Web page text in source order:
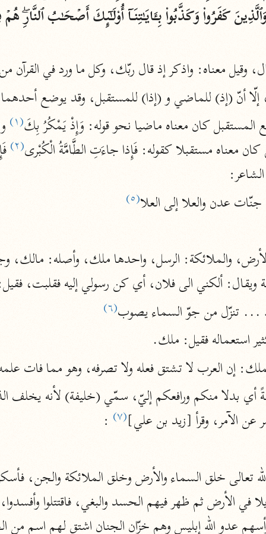
نحو ١١ مجلدًا
التسهيل لعلوم التنزيل
نحو ٣ مجلدات
موسوعات
روح المعاني
الآلوسي (١٢٧٠ هـ)
مفاتيح الغيب
أخرى
أضواء البيان
محمد الأمين الشنقيطي (١٣٩٤ هـ)
نظم الدرر
البقاعي (٨٨٥ هـ)
نحو ٢٠ مجلدًا
لغة وبلاغة
التحرير والتنوير
ابن عاشور (١٣٩٣ هـ)
نحو ٢٤ مجلدًا
وقيل معناه: واذكر إذ قال ربّك، وكل ما ورد في القرآن
إلّا أنّ (إذ) للماضي و (إذا) للمستقبل، وقد يوضع
المستقبل كان معناه ماضيا نحو قوله: وَإِذْ يَمْكُرُ بِكَ(١)
معناه مستقبلا كقوله: فَإِذا جاءَتِ الطَّامَّةُ الْكُبْرى(٢)
عدن والعلا إلى العلا(٥)
ويقال: ألكني الى فلان، أي كن رسولي إليه فقلبت،
تنزّل من جوّ السماء يصوب(٦)
استعماله فقيل: ملك.
إن العرب لا تشتق فعله ولا تصرفه، وهو مما فات
عن الآمر، وقرأ [زيد بن علي](٧)
: